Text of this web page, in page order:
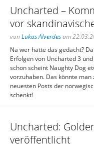
Uncharted –
vor
von Lukas Alverdesam
Na wer hätte das gedacht?
Erfolgen von Uncharted 3
schon scheint Naughty Dog
vorzuhaben. Das könnte
neuesten Posts der
schenkt!
Uncharted:
veröffentlicht